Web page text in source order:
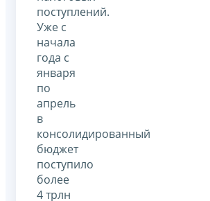
поступлений.
Уже с
начала
года с
января
по
апрель
в
консолидированный
бюджет
поступило
более
4 трлн